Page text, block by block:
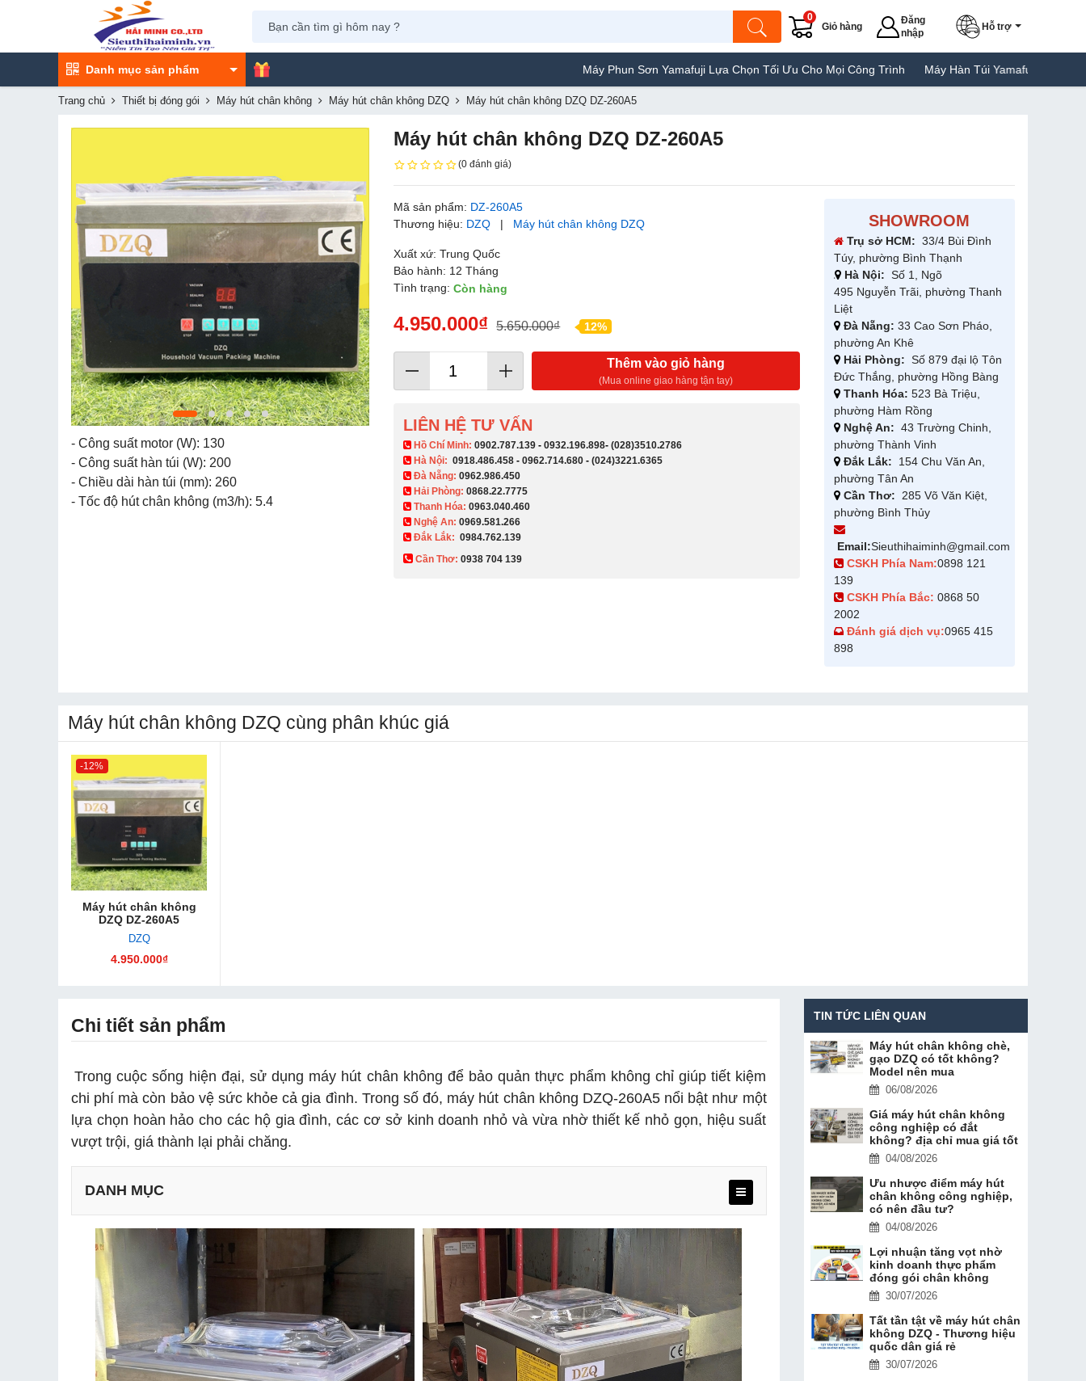
Giỏ hàng
0
Đăng
nhập
Hỗ trợ
Danh mục sản phẩm Máy Phun Sơn Yamafuji Lựa Chọn Tối Ưu Cho Mọi Công Trình Máy Hàn Túi Yamafuji Lựa Chọn Tốt Của
Trang chủ Thiết bị đóng gói Máy hút chân không Máy hút chân không DZQ Máy hút chân không DZQ DZ-260A5
- Công suất motor (W): 130
- Công suất hàn túi (W): 200
- Chiều dài hàn túi (mm): 260
- Tốc độ hút chân không (m3/h): 5.4
Máy hút chân không DZQ DZ-260A5
(0 đánh giá)
Mã sản phẩm: DZ-260A5
Thương hiệu: DZQ | Máy hút chân không DZQ
Xuất xứ: Trung Quốc
Bảo hành: 12 Tháng
Tình trạng:Còn hàng
4.950.000₫ 5.650.000₫ 12%
Thêm vào giỏ hàng
(Mua online giao hàng tận tay)
LIÊN HỆ TƯ VẤN
​ Hồ Chí Minh:0902.787.139 -0932.196.898-(028)3510.2786
Hà Nội:0918.486.458 -0962.714.680 -(024)3221.6365
Đà Nẵng:0962.986.450
Hải Phòng:0868.22.7775
Thanh Hóa:0963.040.460
Nghệ An:0969.581.266
Đắk Lắk: 0984.762.139
Cần Thơ:0938 704 139​
SHOWROOM
Trụ sở HCM: 33/4 Bùi Đình
Túy, phường Bình Thạnh
Hà Nội: Số 1, Ngõ
495 Nguyễn Trãi, phường Thanh
Liệt
Đà Nẵng: 33 Cao Sơn Pháo,
phường An Khê
Hải Phòng: Số 879 đại lộ Tôn
Đức Thắng, phường Hồng Bàng
Thanh Hóa: 523 Bà Triệu,
phường Hàm Rồng
Nghệ An: 43 Trường Chinh,
phường Thành Vinh
Đắk Lắk: 154 Chu Văn An,
phường Tân An
Cần Thơ: 285 Võ Văn Kiệt,
phường Bình Thủy
Email:Sieuthihaiminh@gmail.com
CSKH Phía Nam:0898 121
139
CSKH Phía Bắc: 0868 50
2002
Đánh giá dịch vụ:0965 415
898
Máy hút chân không DZQ cùng phân khúc giá
-12%
Máy hút chân không
DZQ DZ-260A5
DZQ
4.950.000₫
Chi tiết sản phẩm
Trong cuộc sống hiện đại, sử dụng máy hút chân không để bảo quản thực phẩm không chỉ giúp tiết kiệm
chi phí mà còn bảo vệ sức khỏe cả gia đình. Trong số đó, máy hút chân không DZQ-260A5 nổi bật như một
lựa chọn hoàn hảo cho các hộ gia đình, các cơ sở kinh doanh nhỏ và vừa nhờ thiết kế nhỏ gọn, hiệu suất
vượt trội, giá thành lại phải chăng.
DANH MỤC
2.1. Hiệu suất mạnh mẽ, tốc độ hút nhanh
2.2. Đường hàn chắc chắn, siêu kín
2.3. Buồng hút rộng , chất liệu thép bền đẹp
2.4. Thiết kế nhỏ gọn, dễ dàng thao tác
2.5. Ứng dụng đa năng, phù hợp với nhiều nhu cầu
TIN TỨC LIÊN QUAN
Máy hút chân không chè,
gạo DZQ có tốt không?
Model nên mua
06/08/2026
Giá máy hút chân không
công nghiệp có đắt
không? địa chỉ mua giá tốt
04/08/2026
Ưu nhược điểm máy hút
chân không công nghiệp,
có nên đầu tư?
04/08/2026
Lợi nhuận tăng vọt nhờ
kinh doanh thực phẩm
đóng gói chân không
30/07/2026
Tất tần tật về máy hút chân
không DZQ - Thương hiệu
quốc dân giá rẻ
30/07/2026